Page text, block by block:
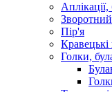
Пір'я
Голки,